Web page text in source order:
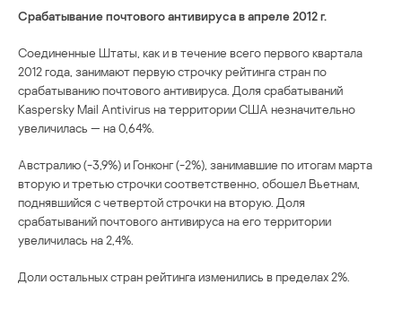
Срабатывание почтового антивируса в апреле 2012 г.
Соединенные Штаты, как и в течение всего первого квартала
2012 года, занимают первую строчку рейтинга стран по
срабатыванию почтового антивируса. Доля срабатываний
Kaspersky Mail Antivirus на территории США незначительно
увеличилась — на 0,64%.
Австралию (-3,9%) и Гонконг (-2%), занимавшие по итогам марта
вторую и третью строчки соответственно, обошел Вьетнам,
поднявшийся с четвертой строчки на вторую. Доля
срабатываний почтового антивируса на его территории
увеличилась на 2,4%.
Доли остальных стран рейтинга изменились в пределах 2%.